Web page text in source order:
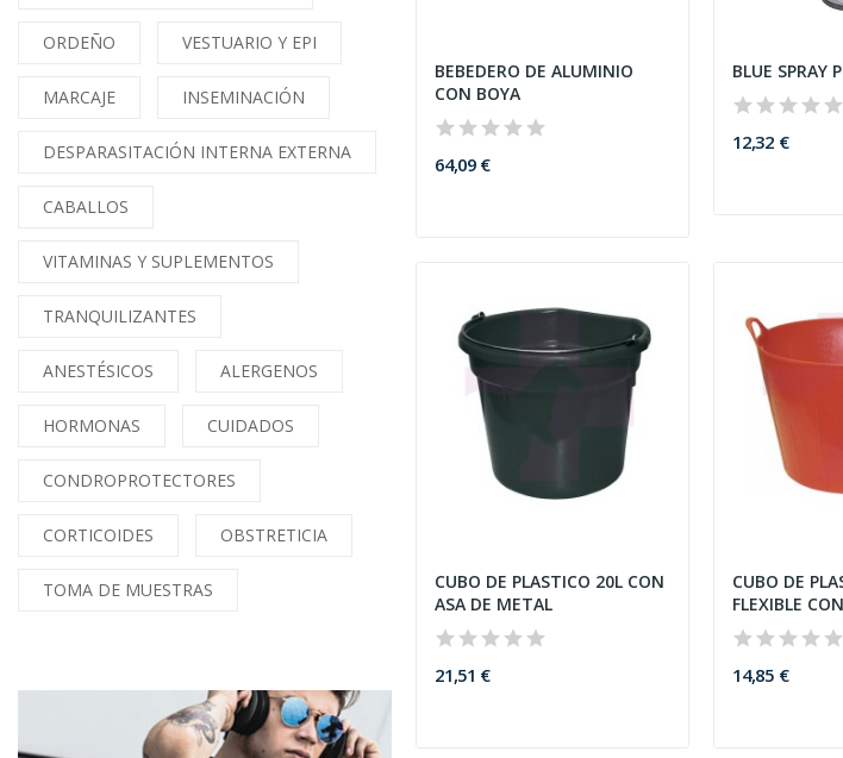
ORDEÑO VESTUARIO Y EPI
MARCAJE INSEMINACIÓN
DESPARASITACIÓN INTERNA EXTERNA
CABALLOS
VITAMINAS Y SUPLEMENTOS
TRANQUILIZANTES
ANESTÉSICOS ALERGENOS
HORMONAS CUIDADOS
CONDROPROTECTORES
CORTICOIDES OBSTRETICIA
TOMA DE MUESTRAS
BEBEDERO DE ALUMINIO
CON BOYA
64,09 €
BLUE SPRAY
12,32 €
CUBO DE PLASTICO 20L CON
ASA DE METAL
21,51 €
CUBO DE
FLEXIBLE
14,85 €